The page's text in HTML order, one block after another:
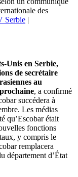
des
Serbie |
Unis en Serbie,
de secrétaire
au
, a confirmé
succédera à
Les médias
qu’Escobar était
fonctions
y compris le
remplacera
département d’État